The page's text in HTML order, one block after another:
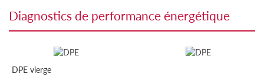
diagnostics de performance énergétique
DPE vierge